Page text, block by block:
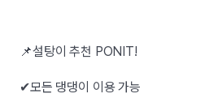
📌설탕이 추천 PONIT!
✔모든 댕댕이 이용 가능